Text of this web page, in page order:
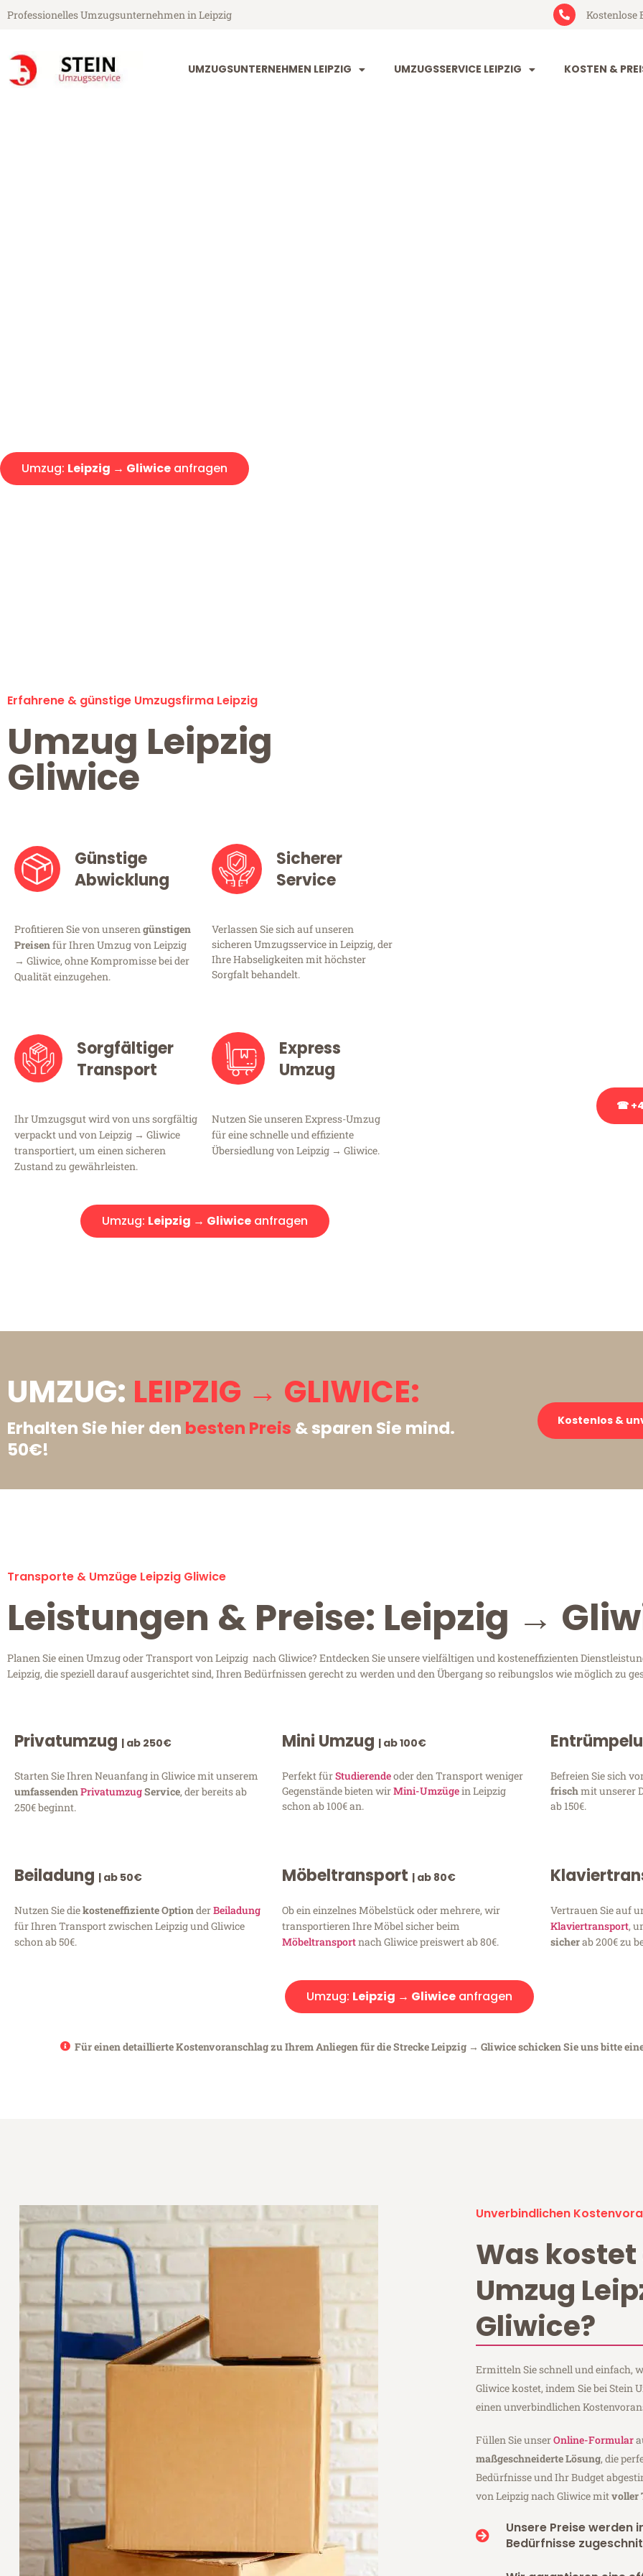
Professionelles Umzugsunternehmen in Leipzig Kostenlose
UMZUGSUNTERNEHMEN LEIPZIG UMZUGSSERVICE LEIPZIG KOSTEN &
Umzug: Leipzig → Gliwice anfragen
Erfahrene & günstige Umzugsfirma Leipzig
Umzug Leipzig
Gliwice
Günstige
Abwicklung
Profitieren Sie von unserengünstigen
Preisenfür Ihren Umzug von Leipzig
→ Gliwice, ohne Kompromisse bei der
Qualität einzugehen.
Sicherer
Service
Verlassen Sie sich auf unseren
sicheren Umzugsservice in Leipzig, der
Ihre Habseligkeiten mit höchster
Sorgfalt behandelt.
Sorgfältiger
Transport
Ihr Umzugsgut wird von uns sorgfältig
verpackt und von Leipzig → Gliwice
transportiert, um einen sicheren
Zustand zu gewährleisten.
Express
Umzug
Nutzen Sie unseren Express-Umzug
für eine schnelle und effiziente
Übersiedlung von Leipzig → Gliwice.
Umzug: Leipzig → Gliwiceanfragen
☎
UMZUG: LEIPZIG → GLIWICE:
Erhalten Sie hier den besten Preis & sparen Sie mind.
50€!
Kostenlos &
Transporte & Umzüge Leipzig Gliwice
Leistungen & Preise: Leipzig →
Planen Sie einen Umzug oder Transport von Leipzig nach Gliwice? Entdecken Sie unsere vielfältigen und kosteneffizienten
Leipzig, die speziell darauf ausgerichtet sind, Ihren Bedürfnissen gerecht zu werden und den Übergang so reibungslos wie möglich zu
Privatumzug | ab 250€
Starten Sie Ihren Neuanfang in Gliwice mit unserem
umfassendenPrivatumzugService, der bereits ab
250€ beginnt.
Mini Umzug | ab 100€
Perfekt fürStudierendeoder den Transport weniger
Gegenstände bieten wirMini-Umzügein Leipzig
schon ab 100€ an.
Befreien Sie sich
frischmit unserer
ab 150€.
Beiladung | ab 50€
Nutzen Sie diekosteneffiziente OptionderBeiladung
für Ihren Transport zwischen Leipzig und Gliwice
schon ab 50€.
Möbeltransport | ab 80€
Ob ein einzelnes Möbelstück oder mehrere, wir
transportieren Ihre Möbel sicher beim
Möbeltransportnach Gliwice preiswert ab 80€.
Vertrauen Sie auf
Klaviertransport,
sicherab 200€ zu
Umzug: Leipzig → Gliwiceanfragen
Für einen detaillierte Kostenvoranschlag zu Ihrem Anliegen für die Strecke Leipzig → Gliwice schicken Sie uns bitte
Unverbindlichen
Was kostet
Umzug
Gliwice?
Ermitteln Sie schnell und einfach,
Gliwice kostet, indem Sie bei Stein
einen unverbindlichen
Füllen Sie unserOnline-Formular
maßgeschneiderte Lösung, die
Bedürfnisse und Ihr Budget
von Leipzig nach Gliwice mitvoller
Unsere Preise werden
Bedürfnisse